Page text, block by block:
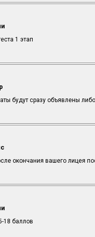
1 этап
будут сразу объявлены
окончания вашего лицея
18 баллов